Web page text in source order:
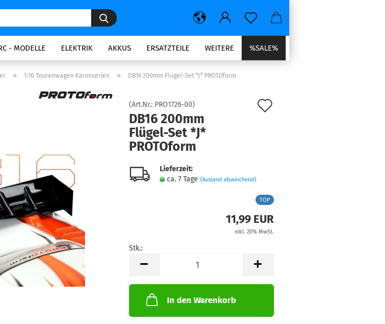
Suche...
- MODELLE ELEKTRIK AKKUS ERSATZTEILE %SALE%
WEITERE
» 1:10 Tourenwagen Karosserien » DB16 200mm Flügel-Set *J* PROTOform
(Art.Nr.: PRO1726-00)
DB16 200mm
Flügel-Set *J*
PROTOform
Lieferzeit:
ca. 7 Tage (Ausland abweichend)
TOP
11,99 EUR
inkl. 20% MwSt.
Stk.:
In den Warenkorb